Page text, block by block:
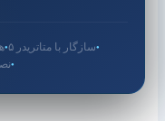
●سازگار با متاتریدر ۵ ●
●